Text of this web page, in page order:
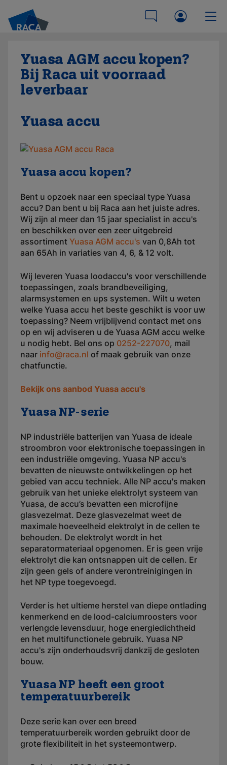
Yuasa AGM accu kopen?
Bij Raca uit voorraad
leverbaar
Yuasa accu
Yuasa accu kopen?
Bent u opzoek naar een speciaal type Yuasa
accu? Dan bent u bij Raca aan het juiste adres.
Wij zijn al meer dan 15 jaar specialist in accu's
en beschikken over een zeer uitgebreid
assortiment Yuasa AGM accu's van 0,8Ah tot
aan 65Ah in variaties van 4, 6, & 12 volt.
Wij leveren Yuasa loodaccu's voor verschillende
toepassingen, zoals brandbeveiliging,
alarmsystemen en ups systemen. Wilt u weten
welke Yuasa accu het beste geschikt is voor uw
toepassing? Neem vrijblijvend contact met ons
op en wij adviseren u de Yuasa AGM accu welke
u nodig hebt. Bel ons op 0252-227070, mail
naar info@raca.nl of maak gebruik van onze
chatfunctie.
Bekijk ons aanbod Yuasa accu's
Yuasa NP-serie
NP industriële batterijen van Yuasa de ideale
stroombron voor elektronische toepassingen in
een industriële omgeving. Yuasa NP accu's
bevatten de nieuwste ontwikkelingen op het
gebied van accu techniek. Alle NP accu's maken
gebruik van het unieke elektrolyt systeem van
Yuasa, de accu’s bevatten een microfijne
glasvezelmat. Deze glasvezelmat weet de
maximale hoeveelheid elektrolyt in de cellen te
behouden. De elektrolyt wordt in het
separatormateriaal opgenomen. Er is geen vrije
elektrolyt die kan ontsnappen uit de cellen. Er
zijn geen gels of andere verontreinigingen in
het NP type toegevoegd.
Verder is het ultieme herstel van diepe ontlading
kenmerkend en de lood-calciumroosters voor
verlengde levensduur, hoge energiedichtheid
en het multifunctionele gebruik. Yuasa NP
accu's zijn onderhoudsvrij dankzij de gesloten
bouw.
Yuasa NP heeft een groot
temperatuurbereik
Deze serie kan over een breed
temperatuurbereik worden gebruikt door de
grote flexibiliteit in het systeemontwerp.